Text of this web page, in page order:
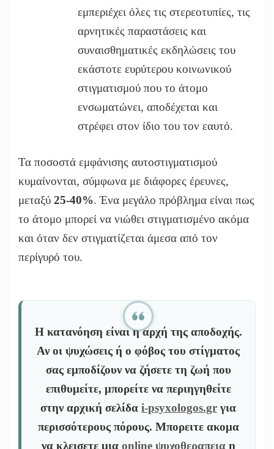
εμπεριέχει όλες τις στερεοτυπίες, τις
αρνητικές παραστάσεις και
συναισθηματικές εκδηλώσεις του
εκάστοτε ευρύτερου κοινωνικού
στιγματισμού που το άτομο
ενσωματώνει, αποδέχεται και
στρέφει στον ίδιο του τον εαυτό.
Τα ποσοστά εμφάνισης αυτοστιγματισμού
κυμαίνονται, σύμφωνα με διάφορες έρευνες,
μεταξύ 25-40%. Ένα μεγάλο πρόβλημα είναι πως
το άτομο μπορεί να νιώθει στιγματισμένο ακόμα
και όταν δεν στιγματίζεται άμεσα από τον
περίγυρό του.
Η κατανόηση είναι η αρχή της αποδοχής.
Αν οι ψυχώσεις ή ο φόβος του στίγματος
σας εμποδίζουν να ζήσετε τη ζωή που
επιθυμείτε, μπορείτε να περιηγηθείτε
στην αρχική σελίδα i-psyxologos.gr για
περισσότερους πόρους. Μπορειτε ακομα
να κλεισετε μια online ψυχοθεραπειαη